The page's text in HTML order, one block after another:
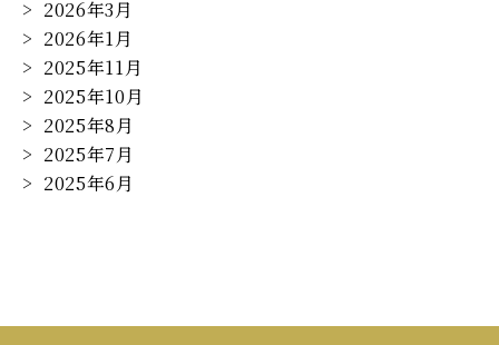
2026年3月
2026年1月
2025年11月
2025年10月
2025年8月
2025年7月
2025年6月